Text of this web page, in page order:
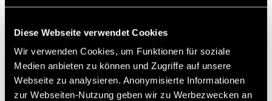
Diese Webseite verwendet Cookies
Wir verwenden Cookies, um Funktionen für soziale
Medien anbieten zu können und Zugriffe auf unsere
Webseite zu analysieren. Anonymisierte Informationen
zur Webseiten-Nutzung geben wir zu Werbezwecken an
Sportplatz Wyler. – 230 Zuschauer. – SR Alfred
Baumann (Descloux) 0:2. 18. Descloux
(Chapuisat) 0:3. 28. Plüss 1:3. 35. Rutishauser 2:3.
42. Chapuisat (Sutter) 2:4. 59. Descloux (Disler)
2:5. 62. Chapuisat 2:6. 65. Chapuisat 2:7. 69.
Marty 3:7. – Zweimal 35 Minuten.